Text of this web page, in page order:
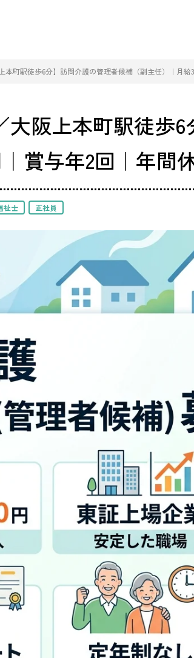
本町駅徒歩6分】訪問介護の管理者候補（副主任）｜月給
大阪上本町駅徒
賞与年2回｜年間
祉士 正社員